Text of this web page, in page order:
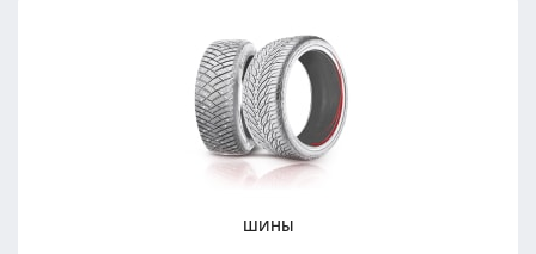
Сбросить
ПОДОБРАТЬ
Сбросить
ПОДОБРАТЬ
Сбросить
ШИНЫ